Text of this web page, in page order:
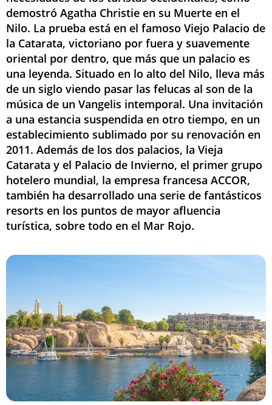
demostró Agatha Christie en su Muerte en el
Nilo. La prueba está en el famoso Viejo Palacio de
la Catarata, victoriano por fuera y suavemente
oriental por dentro, que más que un palacio es
una leyenda. Situado en lo alto del Nilo, lleva más
de un siglo viendo pasar las felucas al son de la
música de un Vangelis intemporal. Una invitación
a una estancia suspendida en otro tiempo, en un
establecimiento sublimado por su renovación en
2011. Además de los dos palacios, la Vieja
Catarata y el Palacio de Invierno, el primer grupo
hotelero mundial, la empresa francesa ACCOR,
también ha desarrollado una serie de fantásticos
resorts en los puntos de mayor afluencia
turística, sobre todo en el Mar Rojo.